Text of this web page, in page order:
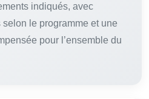
indiqués, avec
le programme et une
pour l’ensemble du